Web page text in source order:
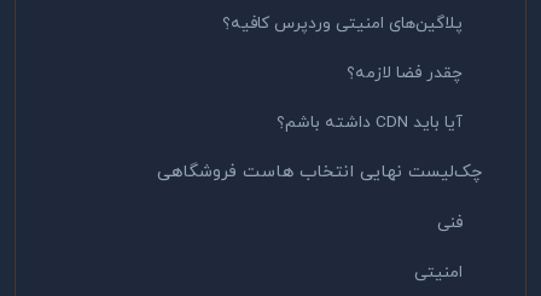
پلاگین‌های امنیتی وردپرس کافیه؟
چقدر فضا لازمه؟
آیا باید CDN داشته باشم؟
چک‌لیست نهایی انتخاب هاست فروشگاهی
فنی
امنیتی